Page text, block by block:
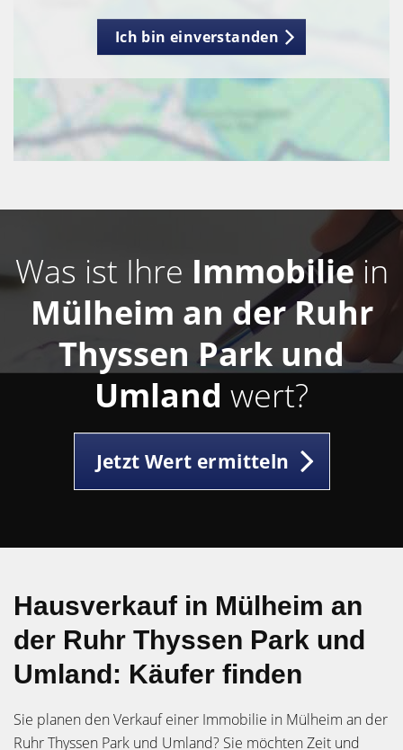
Ich bin einverstanden
Was ist Ihre Immobiliein
Mülheim an der Ruhr
Thyssen Park und
Umland wert?
Jetzt Wert ermitteln
Hausverkauf in Mülheim an
der Ruhr Thyssen Park und
Umland: Käufer finden
Sie planen den Verkauf einer Immobilie in Mülheim an der
Ruhr Thyssen Park und Umland? Sie möchten Zeit und